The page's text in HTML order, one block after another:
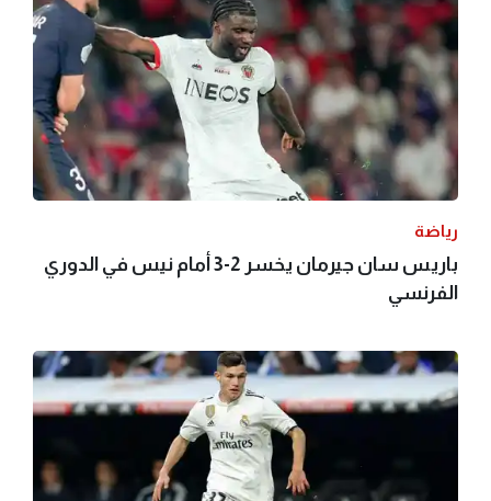
رياضة
باريس سان جيرمان يخسر 2-3 أمام نيس في الدوري
الفرنسي